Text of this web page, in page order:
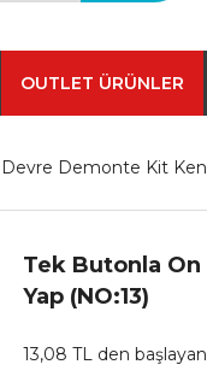
OUTLET ÜRÜNLER
Demonte Kit
Tek Butonla
Yap (NO:13)
13,08 TL den